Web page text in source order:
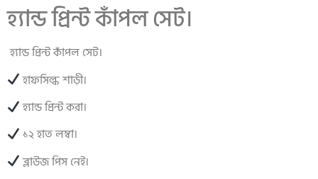
হ্যান্ড প্রিন্ট কাঁপল সেট।
হ্যান্ড প্রিন্ট কাঁপল সেট।
হাফসিল্ক শাড়ী।
হ্যান্ড প্রিন্ট করা।
১২ হাত লম্বা।
ব্লাউজ পিস নেই।